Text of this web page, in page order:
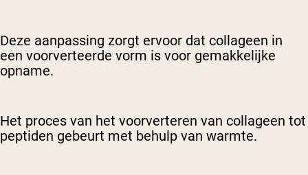
Deze aanpassing zorgt ervoor dat collageen in
een voorverteerde vorm is voor gemakkelijke
opname.
Het proces van het voorverteren van collageen tot
peptiden gebeurt met behulp van warmte.